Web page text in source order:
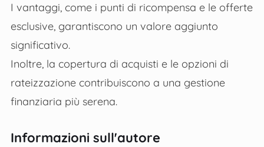
I vantaggi, come i punti di ricompensa e le offerte
esclusive, garantiscono un valore aggiunto
significativo.
Inoltre, la copertura di acquisti e le opzioni di
rateizzazione contribuiscono a una gestione
finanziaria più serena.
Informazioni sull'autore